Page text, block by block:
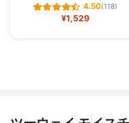
4.50(118)
¥1,529